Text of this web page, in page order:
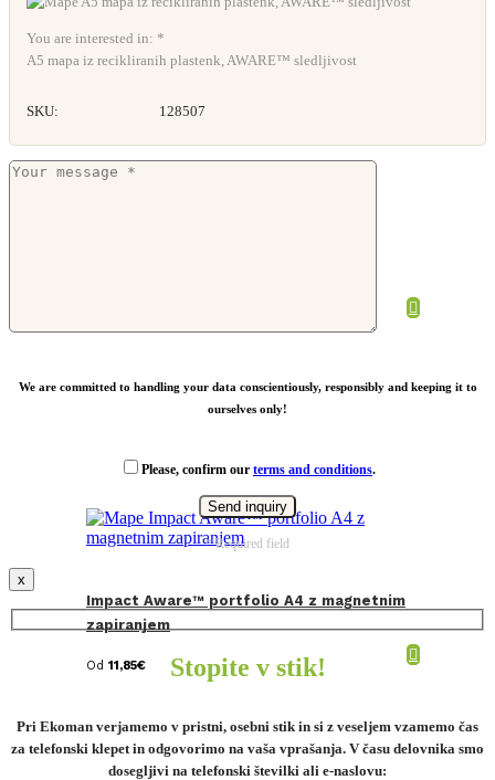
Impact Aware™ portfolio A4 z magnetnim
zapiranjem
Od 11,85€
You are interested in: *
A5 mapa iz recikliranih plastenk, AWARE™ sledljivost
SKU: 128507
We are committed to handling your data conscientiously, responsibly and keeping it to
ourselves only!
Please, confirm our terms and conditions.
* Required field
x
Stopite v stik!
Pri Ekoman verjamemo v pristni, osebni stik in si z veseljem vzamemo čas
za telefonski klepet in odgovorimo na vaša vprašanja. V času delovnika smo
dosegljivi na telefonski številki ali e-naslovu: